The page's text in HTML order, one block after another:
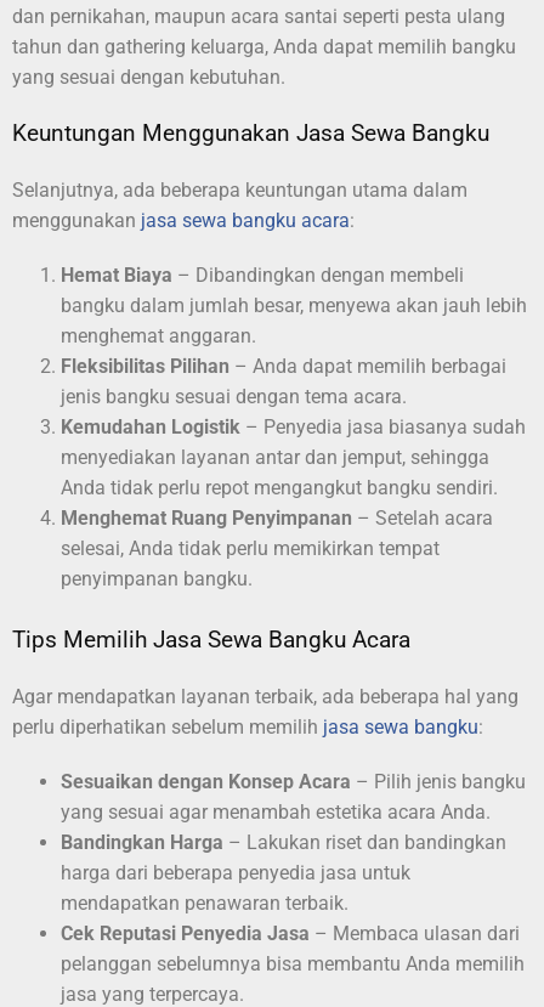
dan pernikahan, maupun acara santai seperti pesta ulang
tahun dan gathering keluarga, Anda dapat memilih bangku
yang sesuai dengan kebutuhan.
Keuntungan Menggunakan Jasa Sewa Bangku
Selanjutnya, ada beberapa keuntungan utama dalam
menggunakan jasa sewa bangku acara:
Hemat Biaya – Dibandingkan dengan membeli
bangku dalam jumlah besar, menyewa akan jauh lebih
menghemat anggaran.
Fleksibilitas Pilihan – Anda dapat memilih berbagai
jenis bangku sesuai dengan tema acara.
Kemudahan Logistik – Penyedia jasa biasanya sudah
menyediakan layanan antar dan jemput, sehingga
Anda tidak perlu repot mengangkut bangku sendiri.
Menghemat Ruang Penyimpanan – Setelah acara
selesai, Anda tidak perlu memikirkan tempat
penyimpanan bangku.
Tips Memilih Jasa Sewa Bangku Acara
Agar mendapatkan layanan terbaik, ada beberapa hal yang
perlu diperhatikan sebelum memilih jasa sewa bangku:
Sesuaikan dengan Konsep Acara – Pilih jenis bangku
yang sesuai agar menambah estetika acara Anda.
Bandingkan Harga – Lakukan riset dan bandingkan
harga dari beberapa penyedia jasa untuk
mendapatkan penawaran terbaik.
Cek Reputasi Penyedia Jasa – Membaca ulasan dari
pelanggan sebelumnya bisa membantu Anda memilih
jasa yang terpercaya.